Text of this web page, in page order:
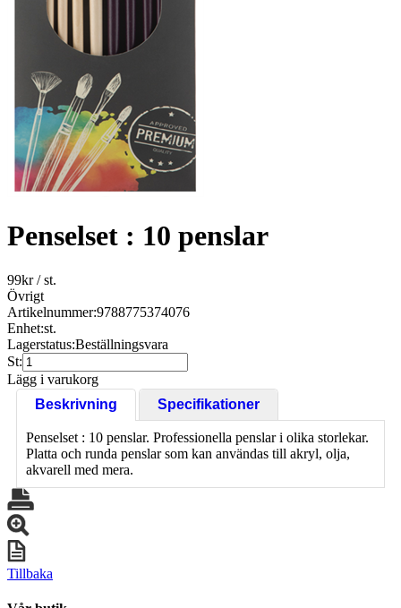
Penselset : 10 penslar
99kr/ st.
Övrigt
Artikelnummer:9788775374076
Enhet:st.
Lagerstatus:Beställningsvara
St:
Lägg i varukorg
Beskrivning
Specifikationer
Penselset : 10 penslar. Professionella penslar i olika storlekar.
Platta och runda penslar som kan användas till akryl, olja,
akvarell med mera.
Tillbaka